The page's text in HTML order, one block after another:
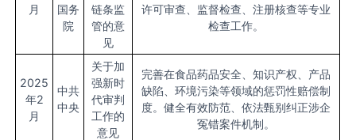
月
国务
院
链条监
管的意
见
许可审查、监督检查、注册核查等专业
检查工作。
2025
年2
月
中共
中央
关于加
强新时
代审判
工作的
意见
完善在食品药品安全、知识产权、产品
缺陷、环境污染等领域的惩罚性赔偿制
度。健全有效防范、依法甄别纠正涉企
冤错案件机制。